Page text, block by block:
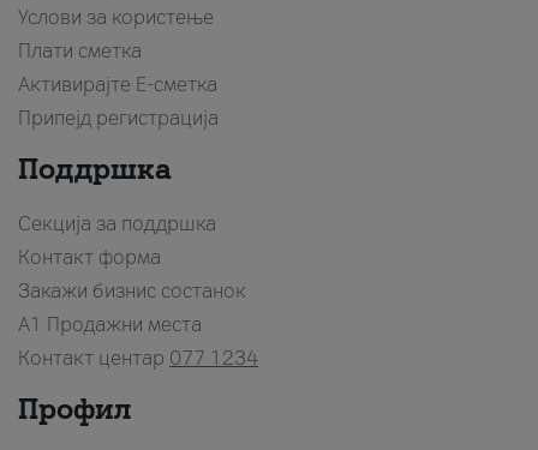
Услови за користење
Плати сметка
Активирајте Е-сметка
Припејд регистрација
Поддршка
Секција за поддршка
Контакт форма
Закажи бизнис состанок
A1 Продажни места
Контакт центар 077 1234
Профил